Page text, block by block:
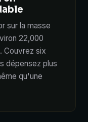
sur la masse
22,000
Couvrez six
dépensez plus
qu'une